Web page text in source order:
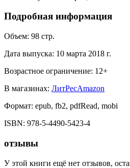
Подробная информация
Объем: 98 стр.
Дата выпуска: 10 марта 2018 г.
Возрастное ограничение: 12+
В магазинах: ЛитРесAmazon
Формат: epub, fb2, pdfRead, mobi
ISBN: 978-5-4490-5423-4
отзывы
У этой книги ещё нет отзывов,